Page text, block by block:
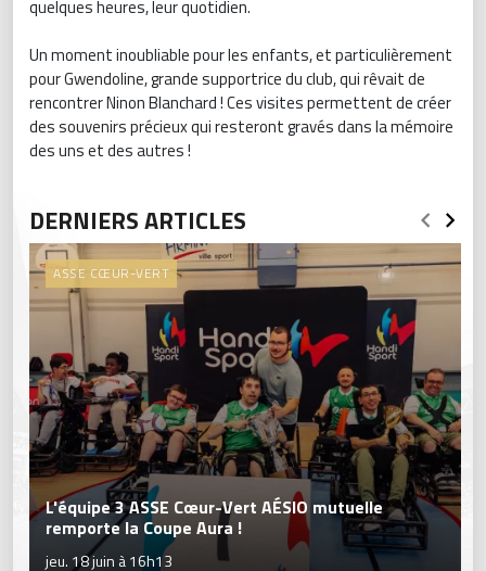
quelques heures, leur quotidien.
Un moment inoubliable pour les enfants, et particulièrement
pour Gwendoline, grande supportrice du club, qui rêvait de
rencontrer Ninon Blanchard ! Ces visites permettent de créer
des souvenirs précieux qui resteront gravés dans la mémoire
des uns et des autres !
DERNIERS ARTICLES
ASSE CŒUR-VERT
L'équipe 3 ASSE Cœur-Vert AÉSIO mutuelle
remporte la Coupe Aura !
jeu. 18 juin à 16h13